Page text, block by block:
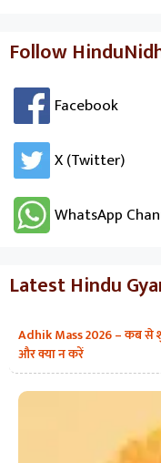
Follow
Facebook
X (Twitter)
WhatsApp
Latest Hindu
Adhik Mass 2026 – कब से
और क्या न करें